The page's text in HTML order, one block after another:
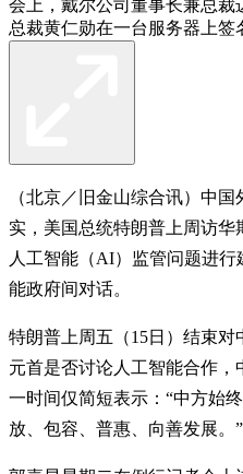
会上，戴尔公司董事长兼总裁
总裁黄仁勋在一台服务器上签
（北京／旧金山综合讯）中
实，美国总统特朗普上周访
人工智能（AI）监管问题进
能政府间对话。
特朗普上周五（15日）结束
元首是否讨论人工智能合作
一时间仅简短表示：“中方始
放、包容、普惠、向善发展。”